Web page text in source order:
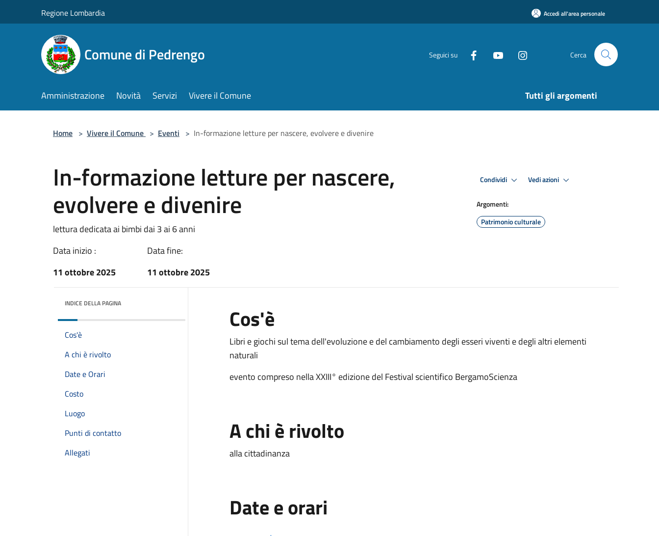
Regione Lombardia Accedi all'area personale
Comune di Pedrengo Seguici su Cerca
Amministrazione Novità Servizi Vivere il Comune Tutti gli argomenti
Home > Vivere il Comune > Eventi > In-formazione letture per nascere, evolvere e divenire
In-formazione letture per nascere,
evolvere e divenire
lettura dedicata ai bimbi dai 3 ai 6 anni
Data inizio :
11 ottobre 2025
Data fine:
11 ottobre 2025
Condividi Vedi azioni
Argomenti:
Patrimonio culturale
INDICE DELLA PAGINA
Cos'è
A chi è rivolto
Date e Orari
Costo
Luogo
Punti di contatto
Allegati
Cos'è
Libri e giochi sul tema dell'evoluzione e del cambiamento degli esseri viventi e degli altri elementi
naturali
evento compreso nella XXIII° edizione del Festival scientifico BergamoScienza
A chi è rivolto
alla cittadinanza
Date e orari